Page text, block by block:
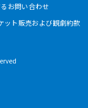
お問い合わせ
ット販売および観劇約款